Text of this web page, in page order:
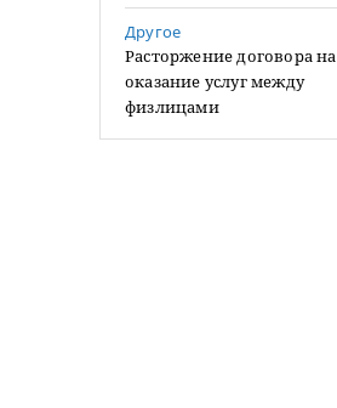
Другое
Расторжение договора на
оказание услуг между
физлицами